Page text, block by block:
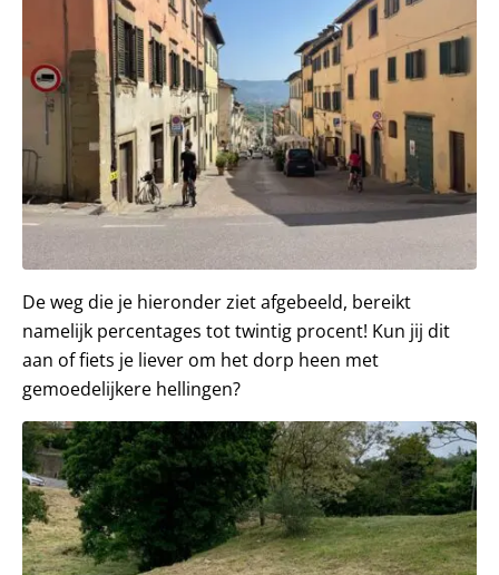
De weg die je hieronder ziet afgebeeld, bereikt
namelijk percentages tot twintig procent! Kun jij dit
aan of fiets je liever om het dorp heen met
gemoedelijkere hellingen?